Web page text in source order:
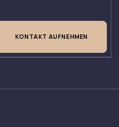
KONTAKT AUFNEHMEN